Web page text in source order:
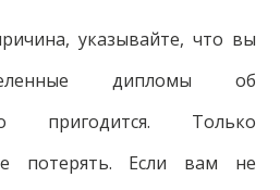
указывайте, что вы
дипломы об
пригодится. Только
потерять. Если вам не